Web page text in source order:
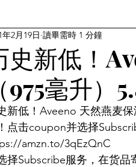
Deals 潮流others
史新低！
（975毫升）
年2月19日 讀畢需時 1 分鐘
新低！Aveeno 天然燕麦
点击coupon并选择
amzn.to/3qEzQnC
择Subscribe服务，在货品